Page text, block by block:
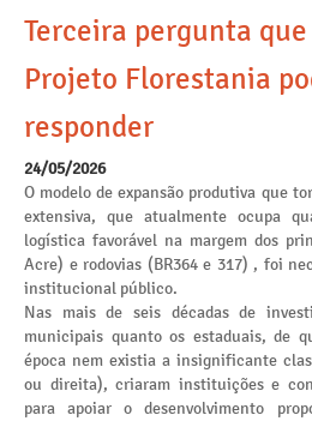
Terceira pergunta
Projeto Florestania
responder
24/05/2026
O modelo de expansão produtiva que
extensiva, que atualmente ocupa
logística favorável na margem dos
Acre) e rodovias (BR364 e 317) , foi
institucional público.
Nas mais de seis décadas de
municipais quanto os estaduais, de
época nem existia a insignificante
ou direita), criaram instituições e
para apoiar o desenvolvimento